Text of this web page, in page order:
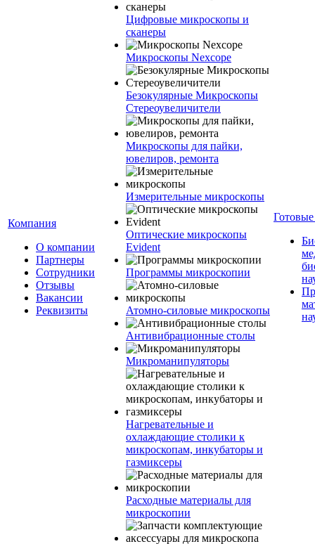
Компания
О компании
Партнеры
Сотрудники
Отзывы
Вакансии
Реквизиты
Цифровые микроскопы и
сканеры
Микроскопы Nexcope
Безокулярные Микроскопы
Стереоувеличители
Микроскопы для пайки,
ювелиров, ремонта
Измерительные микроскопы
Оптические микроскопы
Evident
Программы микроскопии
Атомно-силовые микроскопы
Антивибрационные столы
Микроманипуляторы
Нагревательные и
охлаждающие столики к
микроскопам, инкубаторы и
газмиксеры
Расходные материалы для
микроскопии